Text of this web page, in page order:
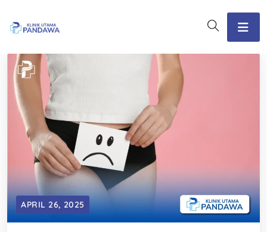
APRIL 26, 2025